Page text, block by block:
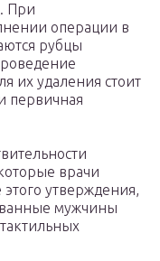
При
операции в
рубцы
их удаления стоит
первичная
врачи
утверждения,
мужчины